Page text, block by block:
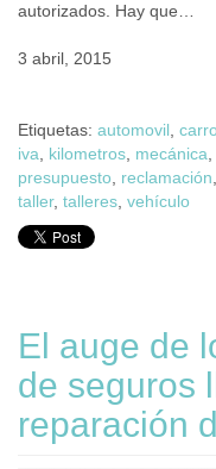
autorizados. Hay que…
3 abril, 2015
Etiquetas: automovil
iva
kilometros mecánica
presupuesto reclamación
taller, talleres vehículo
El auge de
de seguros
reparación